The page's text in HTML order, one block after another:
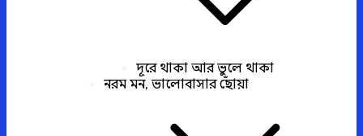
দূরে থাকা আর ভুলে থাকা
নরম মন, ভালোবাসার ছোঁয়া